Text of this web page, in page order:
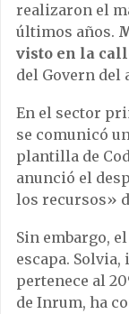
realizaron el
últimos años.
visto en la
del Govern del
En el sector
se comunicó
plantilla de
anunció el
los recursos»
Sin embargo,
escapa.
pertenece al
de Inrum, ha